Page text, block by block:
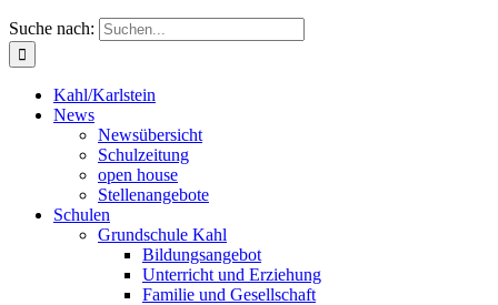
Suche nach:
Kahl/Karlstein
News
Newsübersicht
Schulzeitung
open house
Stellenangebote
Schulen
Grundschule Kahl
Bildungsangebot
Unterricht und Erziehung
Familie und Gesellschaft